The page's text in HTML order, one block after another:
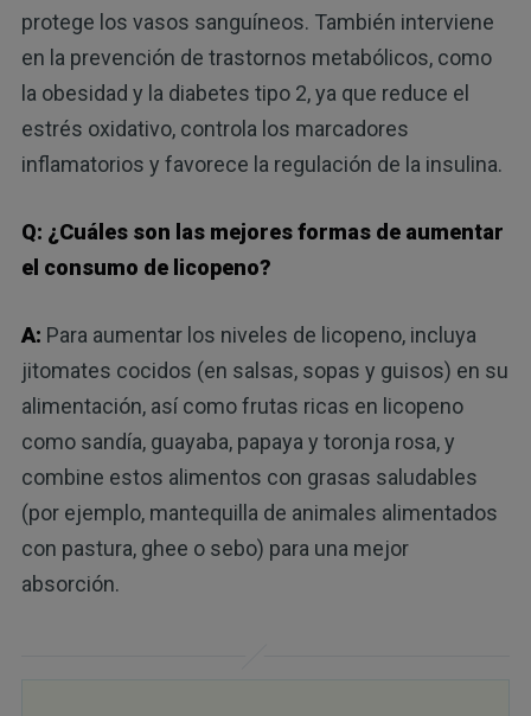
protege los vasos sanguíneos. También interviene
en la prevención de trastornos metabólicos, como
la obesidad y la diabetes tipo 2, ya que reduce el
estrés oxidativo, controla los marcadores
inflamatorios y favorece la regulación de la insulina.
Q: ¿Cuáles son las mejores formas de aumentar
el consumo de licopeno?
A: Para aumentar los niveles de licopeno, incluya
jitomates cocidos (en salsas, sopas y guisos) en su
alimentación, así como frutas ricas en licopeno
como sandía, guayaba, papaya y toronja rosa, y
combine estos alimentos con grasas saludables
(por ejemplo, mantequilla de animales alimentados
con pastura, ghee o sebo) para una mejor
absorción.